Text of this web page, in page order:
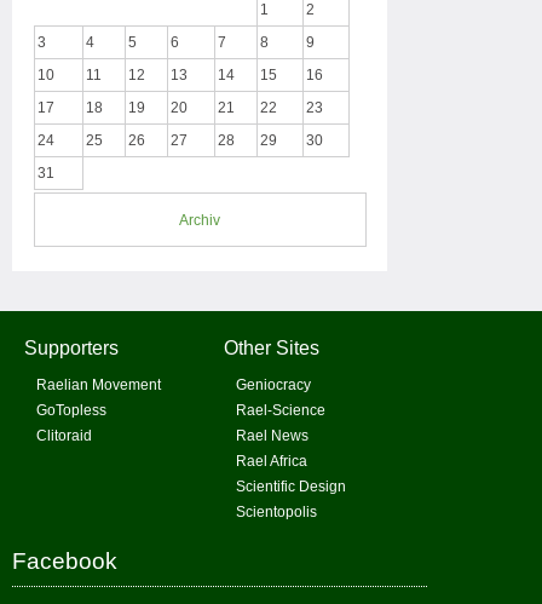
1
2
3
4 5 6 7 8
9
10
11 12 13 14 15
16
17
18 19 20 21 22
23
24
25 26 27 28 29
30
31
Archiv
Supporters
Raelian Movement
GoTopless
Clitoraid
Other Sites
Geniocracy
Rael-Science
Rael News
Rael Africa
Scientific Design
Scientopolis
Facebook